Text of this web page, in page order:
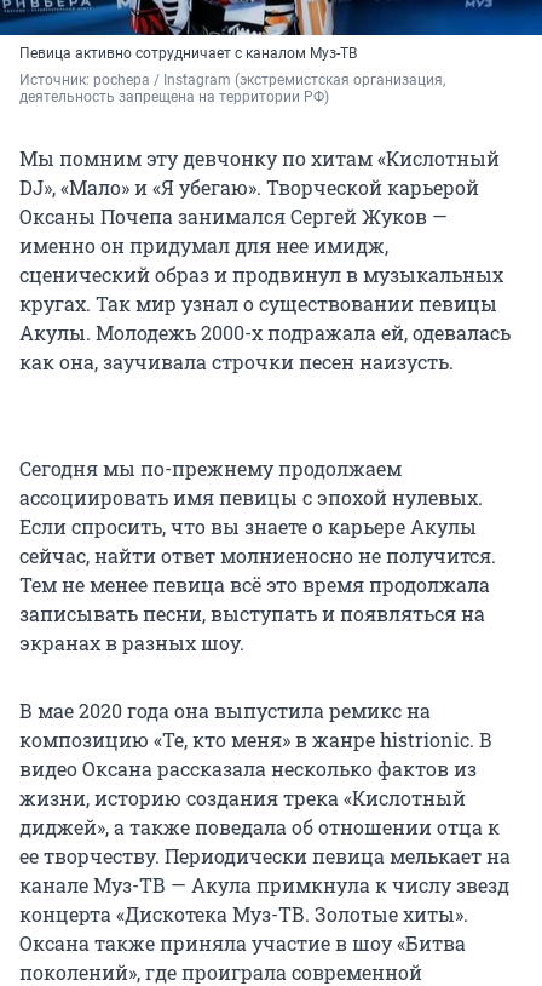
Певица активно сотрудничает с каналом Муз-ТВ
Источник: pochepa / Instagram (экстремистская организация,
деятельность запрещена на территории РФ)
Мы помним эту девчонку по хитам «Кислотный
DJ», «Мало» и «Я убегаю». Творческой карьерой
Оксаны Почепа занимался Сергей Жуков —
именно он придумал для нее имидж,
сценический образ и продвинул в музыкальных
кругах. Так мир узнал о существовании певицы
Акулы. Молодежь 2000-х подражала ей, одевалась
как она, заучивала строчки песен наизусть.
Сегодня мы по-прежнему продолжаем
ассоциировать имя певицы с эпохой нулевых.
Если спросить, что вы знаете о карьере Акулы
сейчас, найти ответ молниеносно не получится.
Тем не менее певица всё это время продолжала
записывать песни, выступать и появляться на
экранах в разных шоу.
В мае 2020 года она выпустила ремикс на
композицию «Те, кто меня» в жанре histrionic. В
видео Оксана рассказала несколько фактов из
жизни, историю создания трека «Кислотный
диджей», а также поведала об отношении отца к
ее творчеству. Периодически певица мелькает на
канале Муз-ТВ — Акула примкнула к числу звезд
концерта «Дискотека Муз-ТВ. Золотые хиты».
Оксана также приняла участие в шоу «Битва
поколений», где проиграла современной